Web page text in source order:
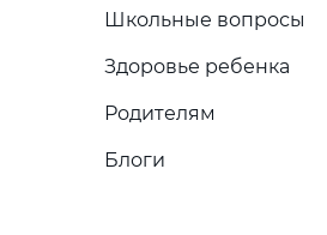
Школьные вопросы
Здоровье ребенка
Родителям
Блоги